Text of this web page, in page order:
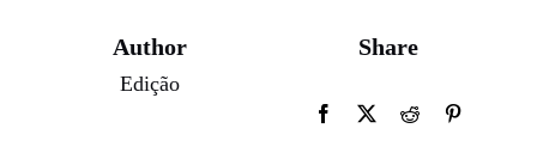
Author
Edição
Share